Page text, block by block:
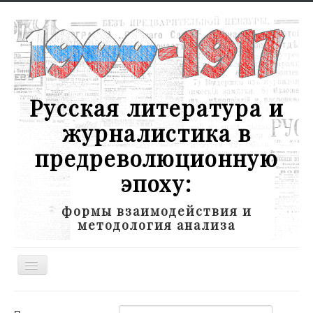
Русская литература и
журналистика в
предреволюционную
эпоху:
формы взаимодействия и
методология анализа
Toggle